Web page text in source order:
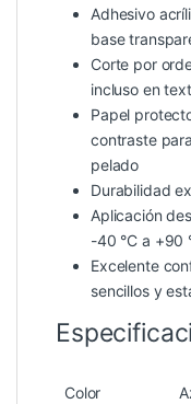
Adhesivo
base
Corte por
incluso en
Papel
contraste
pelado
Durabilidad
Aplicación
-40 °C a +90
Excelente
sencillos y
Color